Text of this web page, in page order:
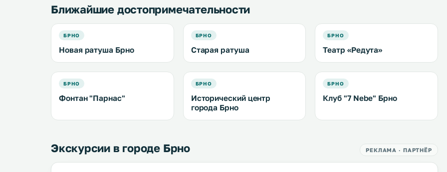
Ближайшие достопримечательности
БРНО
Новая ратуша Брно
БРНО
Старая ратуша
БРНО
Театр «Редута»
БРНО
Фонтан "Парнас"
БРНО
Исторический центр
города Брно
БРНО
Клуб "7 Nebe" Брно
Экскурсии в городе Брно РЕКЛАМА · ПАРТНЁР